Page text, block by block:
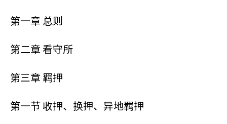
第一章 总则
第二章 看守所
第三章 羁押
第一节 收押、换押、异地羁押